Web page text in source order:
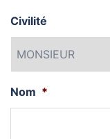
Civilité
Nom *